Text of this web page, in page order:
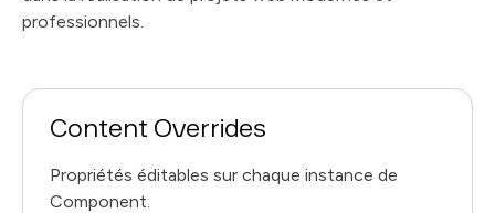
professionnels.
Content Overrides
Propriétés éditables sur chaque instance de
Component.